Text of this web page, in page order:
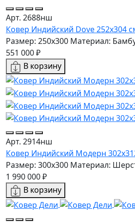
Арт. 2688нш
Ковер Индийский Dove 252x304
Размер: 250x300 Материал:
551 000 ₽
В корзину
Арт. 2914нш
Ковер Индийский Модерн
Размер: 300x300 Материал:
1 990 000 ₽
В корзину